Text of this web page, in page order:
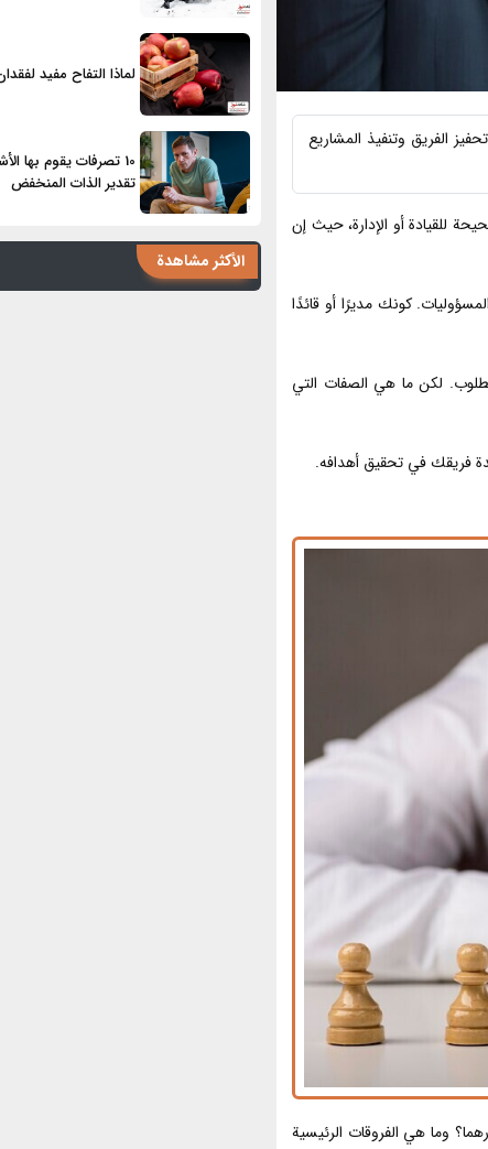
الفريق وتنفيذ المشاريع
للقيادة أو الإدارة، حيث إن
كونك مديرًا أو قائدًا
لكن ما هي الصفات التي
فريقك في تحقيق أهدافه.
وما هي الفروقات الرئيسية
لماذا التفاح مفيد
10 تصرفات يقوم بها
تقدير الذات المنخفض
الأكثر مشاهدة